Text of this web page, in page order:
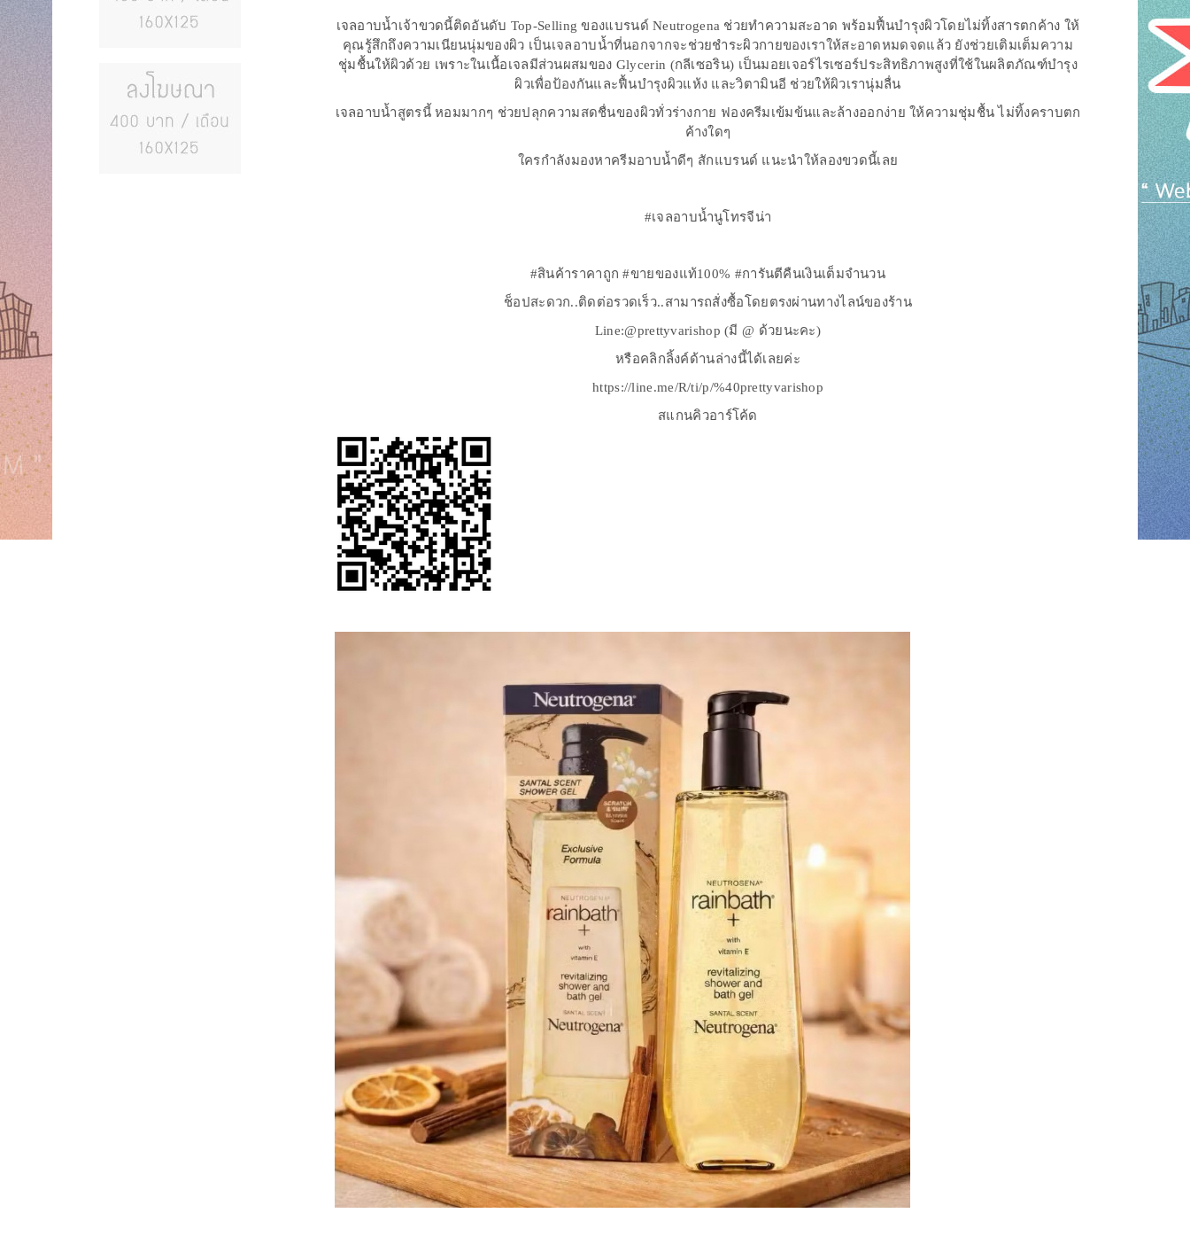
เจลอาบน้ำเจ้าขวดนี้ติดอันดับ Top-Selling ของแบรนด์ Neutrogena ช่วยทำความสะอาด พร้อมฟื้นบำรุงผิวโดยไม่ทิ้งสารตกค้าง ให้
คุณรู้สึกถึงความเนียนนุ่มของผิว เป็นเจลอาบน้ำที่นอกจากจะช่วยชำระผิวกายของเราให้สะอาดหมดจดแล้ว ยังช่วยเติมเต็มความ
ชุ่มชื้นให้ผิวด้วย เพราะในเนื้อเจลมีส่วนผสมของ Glycerin (กลีเซอริน) เป็นมอยเจอร์ไรเซอร์ประสิทธิภาพสูงที่ใช้ในผลิตภัณฑ์บำรุง
ผิวเพื่อป้องกันและฟื้นบำรุงผิวแห้ง และวิตามินอี ช่วยให้ผิวเรานุ่มลื่น
เจลอาบน้ำสูตรนี้ หอมมากๆ ช่วยปลุกความสดชื่นของผิวทั่วร่างกาย ฟองครีมเข้มข้นและล้างออกง่าย ให้ความชุ่มชื้น ไม่ทิ้งคราบตก
ค้างใดๆ
ใครกำลังมองหาครีมอาบน้ำดีๆ สักแบรนด์ แนะนำให้ลองขวดนี้เลย
#เจลอาบน้ำนูโทรจีน่า
#สินค้าราคาถูก #ขายของแท้100% #การันตีคืนเงินเต็มจำนวน
ช็อปสะดวก..ติดต่อรวดเร็ว..สามารถสั่งซื้อโดยตรงผ่านทางไลน์ของร้าน
Line:@prettyvarishop (มี @ ด้วยนะคะ)
หรือคลิกลิ้งค์ด้านล่างนี้ได้เลยค่ะ
https://line.me/R/ti/p/%40prettyvarishop
สแกนคิวอาร์โค้ด